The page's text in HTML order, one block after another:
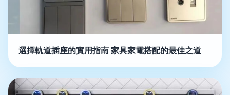
選擇軌道插座的實用指南 家具家電搭配的最佳之道